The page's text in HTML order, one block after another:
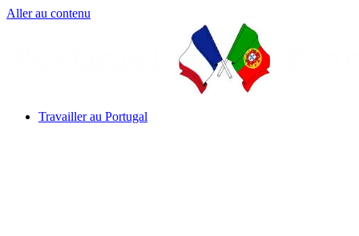
Aller au contenu
Travailler au Portugal